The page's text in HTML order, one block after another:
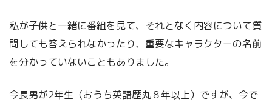
私が子供と一緒に番組を見て、それとなく内容について質
問しても答えられなかったり、重要なキャラクターの名前
を分かっていないこともありました。
今長男が2年生（おうち英語歴丸８年以上）ですが、今で